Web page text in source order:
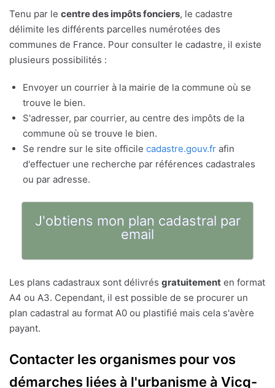
Tenu par le centre des impôts fonciers, le cadastre
délimite les différents parcelles numérotées des
communes de France. Pour consulter le cadastre, il existe
plusieurs possibilités :
Envoyer un courrier à la mairie de la commune où se
trouve le bien.
S'adresser, par courrier, au centre des impôts de la
commune où se trouve le bien.
Se rendre sur le site officile cadastre.gouv.fr afin
d'effectuer une recherche par références cadastrales
ou par adresse.
J'obtiens mon plan cadastral par
email
Les plans cadastraux sont délivrés gratuitement en format
A4 ou A3. Cependant, il est possible de se procurer un
plan cadastral au format A0 ou plastifié mais cela s'avère
payant.
Contacter les organismes pour vos
démarches liées à l'urbanisme à Vicq-